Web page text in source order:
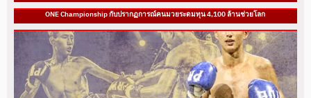
ONE Championship กับปรากฏการณ์คนมวยระดมทุน 4,100 ล้านช่วยโลก